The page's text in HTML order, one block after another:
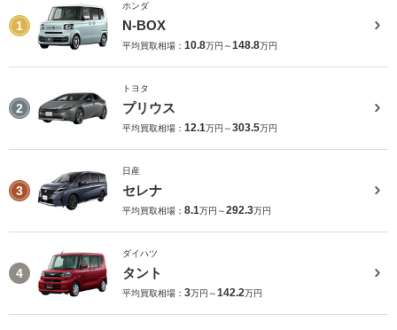
1
ホンダ
N-BOX
平均買取相場： 10.8万円～148.8万円
2
トヨタ
プリウス
平均買取相場： 12.1万円～303.5万円
3
日産
セレナ
平均買取相場： 8.1万円～292.3万円
4
ダイハツ
タント
平均買取相場： 3万円～142.2万円